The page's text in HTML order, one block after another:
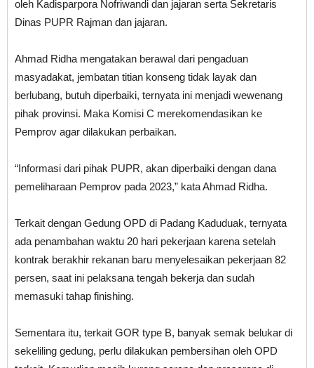
oleh Kadisparpora Nofriwandi dan jajaran serta Sekretaris
Dinas PUPR Rajman dan jajaran.
Ahmad Ridha mengatakan berawal dari pengaduan
masyadakat, jembatan titian konseng tidak layak dan
berlubang, butuh diperbaiki, ternyata ini menjadi wewenang
pihak provinsi. Maka Komisi C merekomendasikan ke
Pemprov agar dilakukan perbaikan.
“Informasi dari pihak PUPR, akan diperbaiki dengan dana
pemeliharaan Pemprov pada 2023,” kata Ahmad Ridha.
Terkait dengan Gedung OPD di Padang Kaduduak, ternyata
ada penambahan waktu 20 hari pekerjaan karena setelah
kontrak berakhir rekanan baru menyelesaikan pekerjaan 82
persen, saat ini pelaksana tengah bekerja dan sudah
memasuki tahap finishing.
Sementara itu, terkait GOR type B, banyak semak belukar di
sekeliling gedung, perlu dilakukan pembersihan oleh OPD